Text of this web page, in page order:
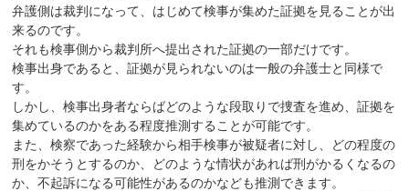
弁護側は裁判になって、はじめて検事が集めた証拠を見ることが出
来るのです。
それも検事側から裁判所へ提出された証拠の一部だけです。
検事出身であると、証拠が見られないのは一般の弁護士と同様で
す。
しかし、検事出身者ならばどのような段取りで捜査を進め、証拠を
集めているのかをある程度推測することが可能です。
また、検察であった経験から相手検事が被疑者に対し、どの程度の
刑をかそうとするのか、どのような情状があれば刑がかるくなるの
か、不起訴になる可能性があるのかなども推測できます。